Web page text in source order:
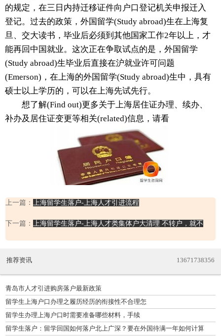
的规定，在三日内持迁移证件向户口登记机关申报迁入
登记。过去的政策，外国留学(Study abroad)生在上海复
旦、交大读书，毕业后必须到其他国家工作2年以上，才
能再回中国就业。这次正在争取试点的是，外国留学
(Study abroad)生毕业后直接在沪就业许可问题
(Emerson)，在上海的外国留学(Study abroad)生中，具有
硕士以上学历的，可以在上海先试先行。
想了解(Find out)更多关于上海居住证办理、续办、
补办及居住证变更等相关(related)信息，请看
上一篇： 上海留学生落户-上海人才引进流程
下一篇： 上海留学生落户-上海人才类集体户大清理 不转户，就不
推荐资讯 13671738356
青岛市人才引进购房落户最新政策
留学生上海户口办理之履历经历的衔接性不合理怎
留学生办理上海户口时需要准备哪些材料，手续
留学生落户：留学回国如何落户北上广深？要在外国待满一年如何计算